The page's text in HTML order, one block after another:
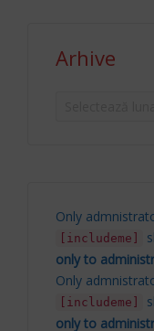
Arhive
Only
[includeme]
only to
Only
[includeme]
only to